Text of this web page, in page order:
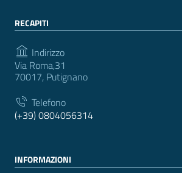
RECAPITI
Indirizzo
Via Roma,31
70017, Putignano
Telefono
(+39) 0804056314
INFORMAZIONI